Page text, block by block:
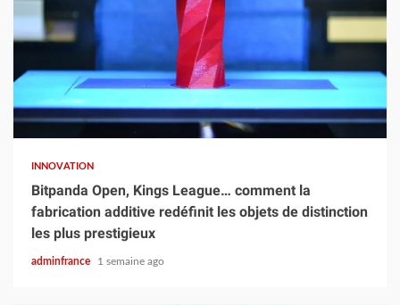
3 min read
INNOVATION
Bitpanda Open, Kings League… comment la
fabrication additive redéfinit les objets de distinction
les plus prestigieux
adminfrance 1 semaine ago